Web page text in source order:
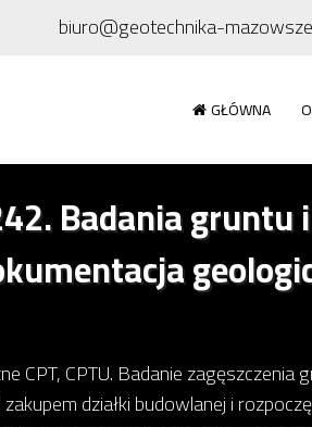
biuro@geotechnika-
GŁÓWNA
Badania gruntu
CPTU. Badanie zagęszczenia
działki budowlanej i